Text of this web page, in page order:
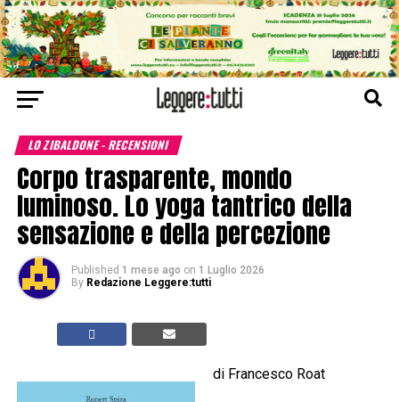
LO ZIBALDONE - RECENSIONI
Corpo trasparente, mondo
luminoso. Lo yoga tantrico della
sensazione e della percezione
Published 1 mese ago on 1 Luglio 2026
By Redazione Leggere:tutti
di Francesco Roat